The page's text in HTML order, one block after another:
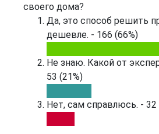
своего дома?
Да, это способ решить
дешевле. - 166 (66%)
Не знаю. Какой от
53 (21%)
Нет, сам справлюсь. - 32